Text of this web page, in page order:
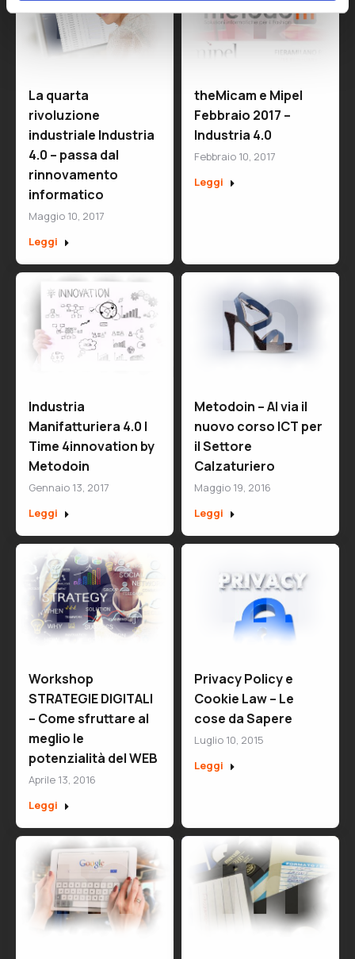
La quarta
rivoluzione
industriale Industria
4.0 – passa dal
rinnovamento
informatico
Maggio 10, 2017
Leggi
theMicam e Mipel
Febbraio 2017 –
Industria 4.0
Febbraio 10, 2017
Leggi
Industria
Manifatturiera 4.0 |
Time 4innovation by
Metodoin
Gennaio 13, 2017
Leggi
Metodoin – Al via il
nuovo corso ICT per
il Settore
Calzaturiero
Maggio 19, 2016
Leggi
Workshop
STRATEGIE DIGITALI
– Come sfruttare al
meglio le
potenzialità del WEB
Aprile 13, 2016
Leggi
Privacy Policy e
Cookie Law – Le
cose da Sapere
Luglio 10, 2015
Leggi